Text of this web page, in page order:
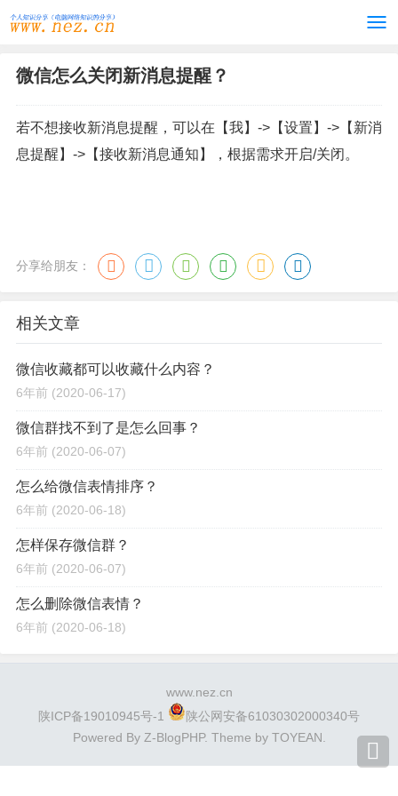
微信怎么关闭新消息提醒？
若不想接收新消息提醒，可以在【我】->【设置】->【新消
息提醒】->【接收新消息通知】，根据需求开启/关闭。
分享给朋友：
相关文章
微信收藏都可以收藏什么内容？
6年前 (2020-06-17)
微信群找不到了是怎么回事？
6年前 (2020-06-07)
怎么给微信表情排序？
6年前 (2020-06-18)
怎样保存微信群？
6年前 (2020-06-07)
怎么删除微信表情？
6年前 (2020-06-18)
www.nez.cn
陕ICP备19010945号-1
陕公网安备61030302000340号
Powered By Z-BlogPHP. Theme by TOYEAN